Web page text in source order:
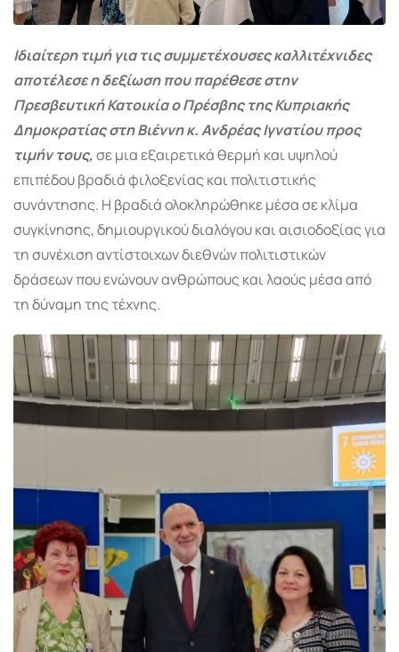
Ιδιαίτερη τιμή για τις συμμετέχουσες καλλιτέχνιδες
αποτέλεσε η δεξίωση που παρέθεσε στην
Πρεσβευτική Κατοικία ο Πρέσβης της Κυπριακής
Δημοκρατίας στη Βιέννη κ. Ανδρέας Ιγνατίου προς
τιμήν τους,σε μια εξαιρετικά θερμή και υψηλού
επιπέδου βραδιά φιλοξενίας και πολιτιστικής
συνάντησης. Η βραδιά ολοκληρώθηκε μέσα σε κλίμα
συγκίνησης, δημιουργικού διαλόγου και αισιοδοξίας για
τη συνέχιση αντίστοιχων διεθνών πολιτιστικών
δράσεων που ενώνουν ανθρώπους και λαούς μέσα από
τη δύναμη της τέχνης.